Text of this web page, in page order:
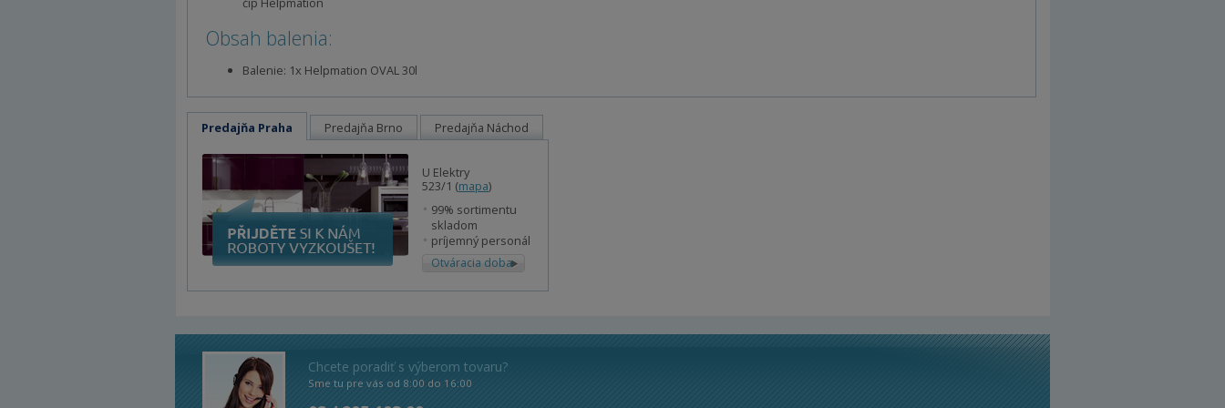
Obsah balenia:
Balenie: 1x Helpmation OVAL 30l
Predajňa Praha Predajňa Brno Predajňa Náchod
U Elektry
523/1 (mapa)
99% sortimentu
skladom
príjemný personál
Otváracia doba
Chcete poradiť s výberom tovaru?
Sme tu pre vás od 8:00 do 16:00